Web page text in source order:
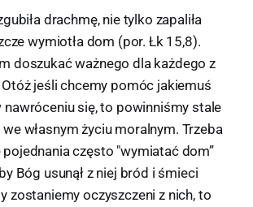
drachmę, nie tylko zapaliła
wymiotła dom (por. Łk 15,8).
doszukać ważnego dla każdego z
jeśli chcemy pomóc jakiemuś
się, to powinniśmy stale
własnym życiu moralnym. Trzeba
często "wymiatać dom”
Bóg usunął z niej bród i śmieci
zostaniemy oczyszczeni z nich, to